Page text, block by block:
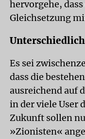
hervorgehe,
Gleichsetzung
Es sei
dass die
ausreichend auf
in der viele User
Zukunft sollen
»Zionisten«